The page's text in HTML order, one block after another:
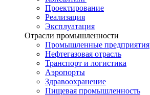
Проектирование
Реализация
Эксплуатация
Отрасли промышленности
Промышленные предприятия
Нефтегазовая отрасль
Транспорт и логистика
Аэропорты
Здравоохранение
Пищевая промышленность